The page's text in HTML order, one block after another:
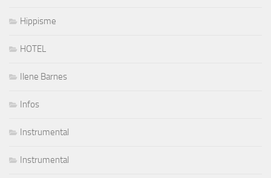
Hippisme
HOTEL
Ilene Barnes
Infos
Instrumental
Instrumental